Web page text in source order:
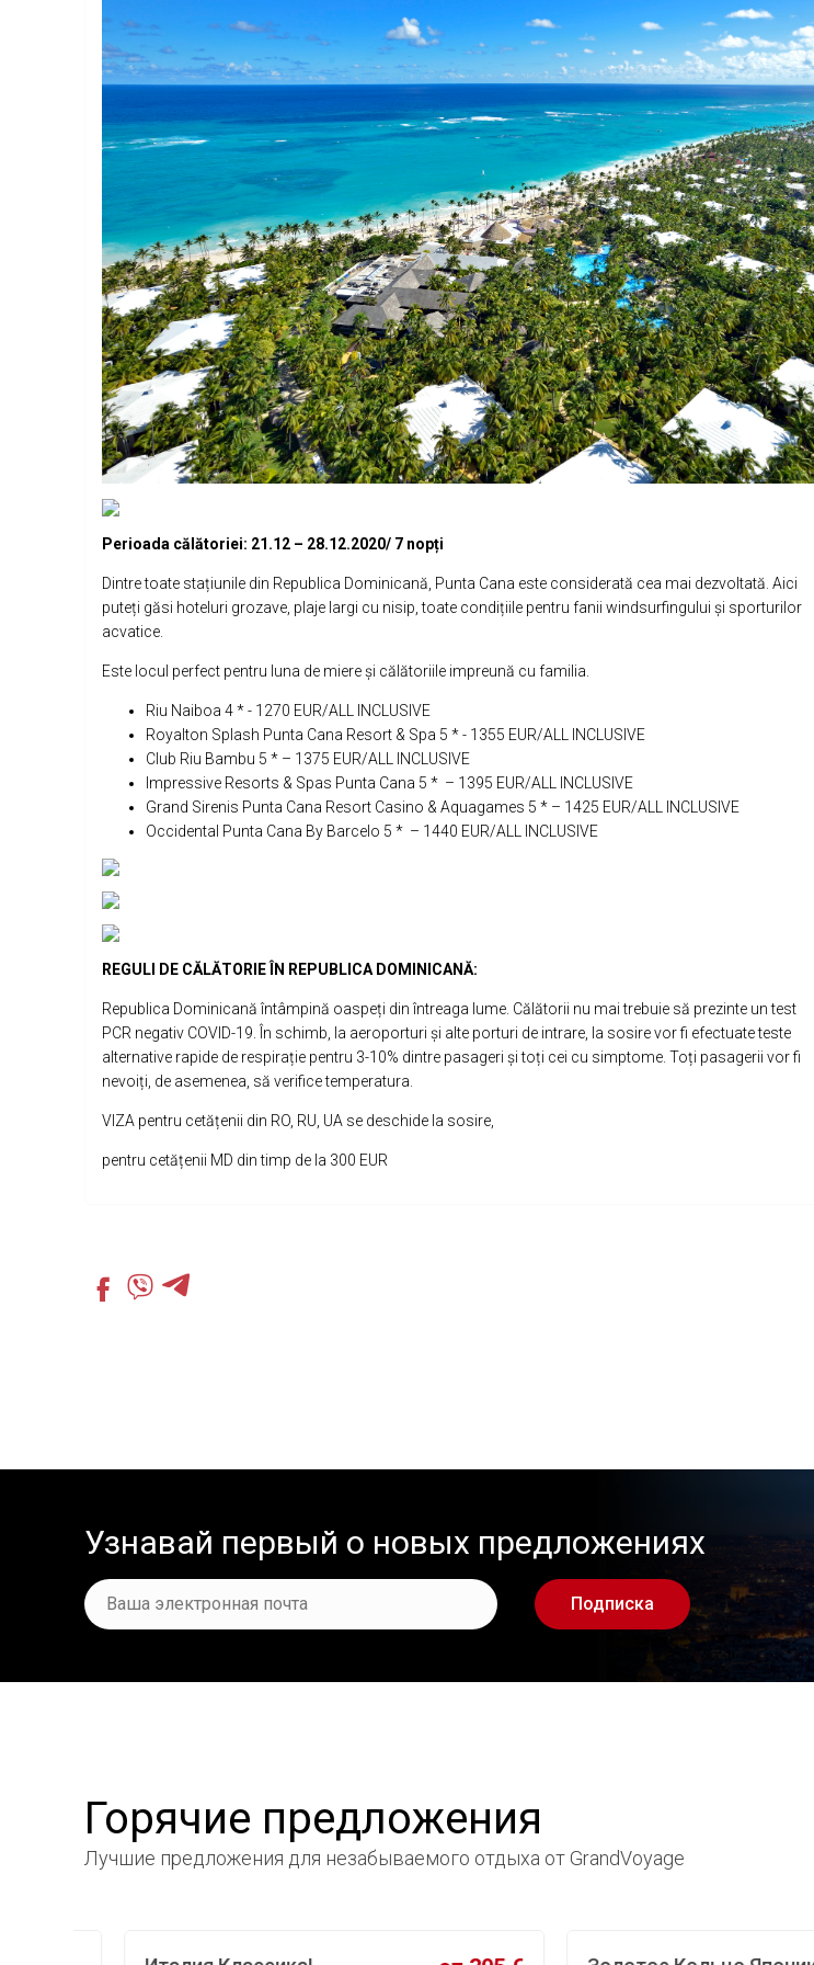
Perioada călătoriei: 21.12 – 28.12.2020/ 7 nopți
Dintre toate stațiunile din Republica Dominicană, Punta Cana este considerată cea mai dezvoltată. Aici
puteți găsi hoteluri grozave, plaje largi cu nisip, toate condițiile pentru fanii windsurfingului și sporturilor
acvatice.
Este locul perfect pentru luna de miere și călătoriile impreună cu familia.
Riu Naiboa 4 * - 1270 EUR/ALL INCLUSIVE
Royalton Splash Punta Cana Resort & Spa 5 * - 1355 EUR/ALL INCLUSIVE
Club Riu Bambu 5 * – 1375 EUR/ALL INCLUSIVE
Impressive Resorts & Spas Punta Cana 5 * – 1395 EUR/ALL INCLUSIVE
Grand Sirenis Punta Cana Resort Casino & Aquagames 5 * – 1425 EUR/ALL INCLUSIVE
Occidental Punta Cana By Barcelo 5 * – 1440 EUR/ALL INCLUSIVE
REGULI DE CĂLĂTORIE ÎN REPUBLICA DOMINICANĂ:
Republica Dominicană întâmpină oaspeți din întreaga lume. Călătorii nu mai trebuie să prezinte un test
PCR negativ COVID-19. În schimb, la aeroporturi și alte porturi de intrare, la sosire vor fi efectuate teste
alternative rapide de respirație pentru 3-10% dintre pasageri și toți cei cu simptome. Toți pasagerii vor fi
nevoiți, de asemenea, să verifice temperatura.
VIZA pentru cetățenii din RO, RU, UA se deschide la sosire,
pentru cetățenii MD din timp de la 300 EUR
Узнавай первый о новых предложениях
Подписка
Горячие предложения
Лучшие предложения для незабываемого отдыха от GrandVoyage